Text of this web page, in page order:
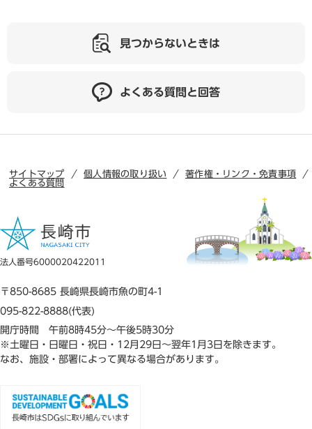
見つからないときは
よくある質問と回答
サイトマップ 個人情報の取り扱い
著作権・リンク・免責事項
よくある質問
法人番号6000020422011
〒850-8685 長崎県長崎市魚の町4-1
095-822-8888(代表)
開庁時間 午前8時45分～午後5時30分
※土曜日・日曜日・祝日・12月29日～翌年1月3日を除きます。
なお、施設・部署によって異なる場合があります。